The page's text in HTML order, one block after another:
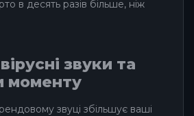
в десять разів більше, ніж
звуки та
моменту
звуці збільшує ваші